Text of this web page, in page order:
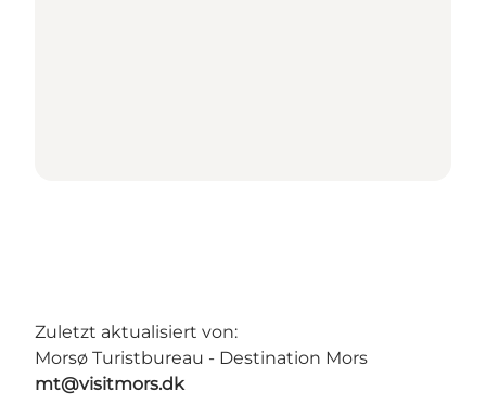
Zuletzt aktualisiert von:
Morsø Turistbureau - Destination Mors
mt@visitmors.dk